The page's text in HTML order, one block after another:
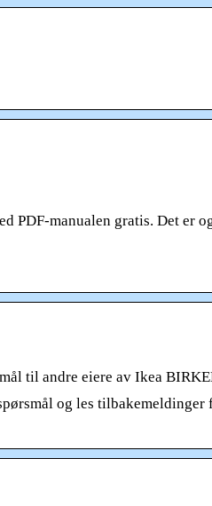
PDF-manualen gratis. Det er
til andre eiere av Ikea
og les tilbakemeldinger